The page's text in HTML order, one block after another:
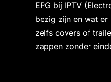
EPG bij IPTV
bezig zijn en wat er
zelfs covers of
zappen zonder